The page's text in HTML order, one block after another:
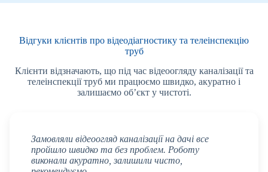
Відгуки клієнтів про відеодіагностику та телеінспекцію
труб
Клієнти відзначають, що під час відеоогляду каналізації та
телеінспекції труб ми працюємо швидко, акуратно і
залишаємо об’єкт у чистоті.
Замовляли відеоогляд каналізації на дачі все
пройшло швидко та без проблем. Роботу
виконали акуратно, залишили чисто,